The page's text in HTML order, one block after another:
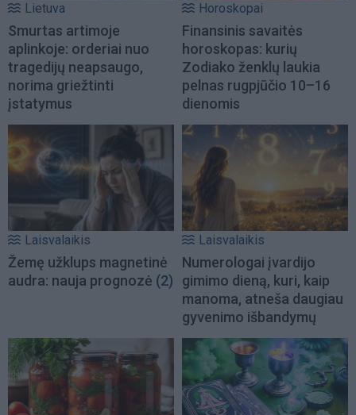
Lietuva
Smurtas artimoje
aplinkoje: orderiai nuo
tragedijų neapsaugo,
norima griežtinti
įstatymus
Horoskopai
Finansinis savaitės
horoskopas: kurių
Zodiako ženklų laukia
pelnas rugpjūčio 10–16
dienomis
Laisvalaikis
Žemę užklups magnetinė
audra: nauja prognozė (2)
Laisvalaikis
Numerologai įvardijo
gimimo dieną, kuri, kaip
manoma, atneša daugiau
gyvenimo išbandymų